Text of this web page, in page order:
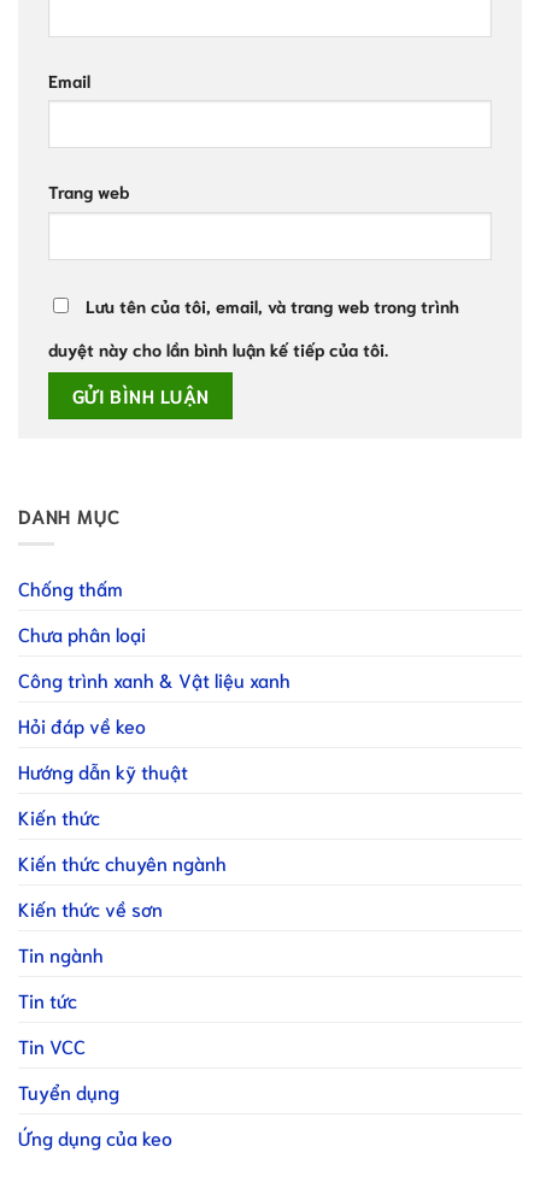
Email
Trang web
Lưu tên của tôi, email, và trang web trong trình
duyệt này cho lần bình luận kế tiếp của tôi.
DANH MỤC
Chống thấm
Chưa phân loại
Công trình xanh & Vật liệu xanh
Hỏi đáp về keo
Hướng dẫn kỹ thuật
Kiến thức
Kiến thức chuyên ngành
Kiến thức về sơn
Tin ngành
Tin tức
Tin VCC
Tuyển dụng
Ứng dụng của keo